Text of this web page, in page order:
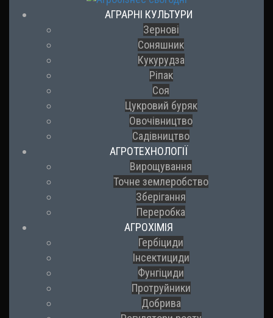
АГРАРНІ КУЛЬТУРИ
Зернові
Соняшник
Кукурудза
Ріпак
Соя
Цукровий буряк
Овочівництво
Садівництво
АГРОТЕХНОЛОГІЇ
Вирощування
Точне землеробство
Зберігання
Переробка
АГРОХІМІЯ
Гербіциди
Інсектициди
Фунгіциди
Протруйники
Добрива